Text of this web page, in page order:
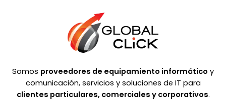
Somos proveedores de equipamiento informático y
comunicación, servicios y soluciones de IT para
clientes particulares, comerciales y corporativos.